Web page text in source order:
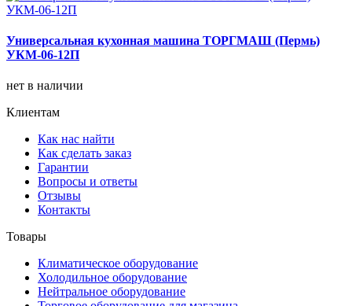
Универсальная кухонная машина ТОРГМАШ (Пермь)
УКМ-06-12П
нет в наличии
Клиентам
Как нас найти
Как сделать заказ
Гарантии
Вопросы и ответы
Отзывы
Контакты
Товары
Климатическое оборудование
Холодильное оборудование
Нейтральное оборудование